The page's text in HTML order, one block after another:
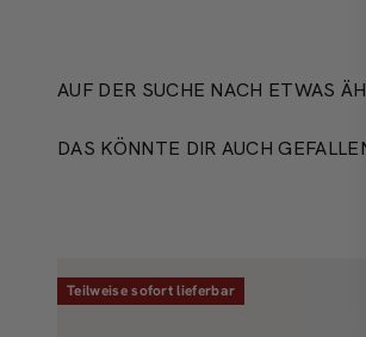
AUF DER SUCHE NACH ETWAS
DAS KÖNNTE DIR AUCH
Teilweise sofort lieferbar